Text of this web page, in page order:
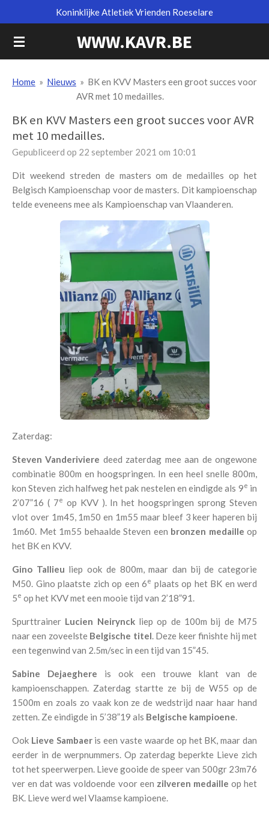
direct
naar
WWW.KAVR.BE
Koninklijke Atletiek Vrienden Roeselare
Home » Nieuws » BK en KVV Masters een groot succes voor
AVR met 10 medailles.
BK en KVV Masters een groot succes voor AVR
met 10 medailles.
Gepubliceerd op 22 september 2021 om 10:01
Dit weekend streden de masters om de medailles op het
Belgisch Kampioenschap voor de masters. Dit kampioenschap
telde eveneens mee als Kampioenschap van Vlaanderen.
Zaterdag:
Steven Vanderiviere deed zaterdag mee aan de ongewone
combinatie 800m en hoogspringen. In een heel snelle 800m,
kon Steven zich halfweg het pak nestelen en eindigde als 9e in
2’07”16 ( 7e op KVV ). In het hoogspringen sprong Steven
vlot over 1m45, 1m50 en 1m55 maar bleef 3 keer haperen bij
1m60. Met 1m55 behaalde Steven een bronzen medaille op
het BK en KVV.
Gino Tallieu liep ook de 800m, maar dan bij de categorie
M50. Gino plaatste zich op een 6e plaats op het BK en werd
5e op het KVV met een mooie tijd van 2’18”91.
Spurttrainer Lucien Neirynckliep op de 100m bij de M75
naar een zoveelste Belgische titel. Deze keer finishte hij met
een tegenwind van 2.5m/sec in een tijd van 15”45.
Sabine Dejaeghere is ook een trouwe klant van de
kampioenschappen. Zaterdag startte ze bij de W55 op de
1500m en zoals zo vaak kon ze de wedstrijd naar haar hand
zetten. Ze eindigde in 5’38”19 als Belgische kampioene.
Ook Lieve Sambaeris een vaste waarde op het BK, maar dan
eerder in de werpnummers. Op zaterdag beperkte Lieve zich
tot het speerwerpen. Lieve gooide de speer van 500gr 23m76
ver en dat was voldoende voor een zilveren medaille op het
BK. Lieve werd wel Vlaamse kampioene.